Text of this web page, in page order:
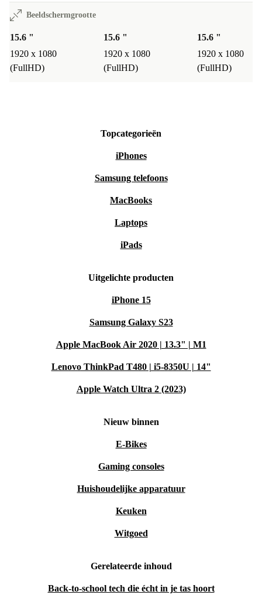
Beeldschermgrootte
15.6 "
1920 x 1080
(FullHD)
15.6 "
1920 x 1080
(FullHD)
15.6 "
1920 x 1080
(FullHD)
Topcategorieën
iPhones
Samsung telefoons
MacBooks
Laptops
iPads
Uitgelichte producten
iPhone 15
Samsung Galaxy S23
Apple MacBook Air 2020 | 13.3" | M1
Lenovo ThinkPad T480 | i5-8350U | 14"
Apple Watch Ultra 2 (2023)
Nieuw binnen
E-Bikes
Gaming consoles
Huishoudelijke apparatuur
Keuken
Witgoed
Gerelateerde inhoud
Back-to-school tech die écht in je tas hoort